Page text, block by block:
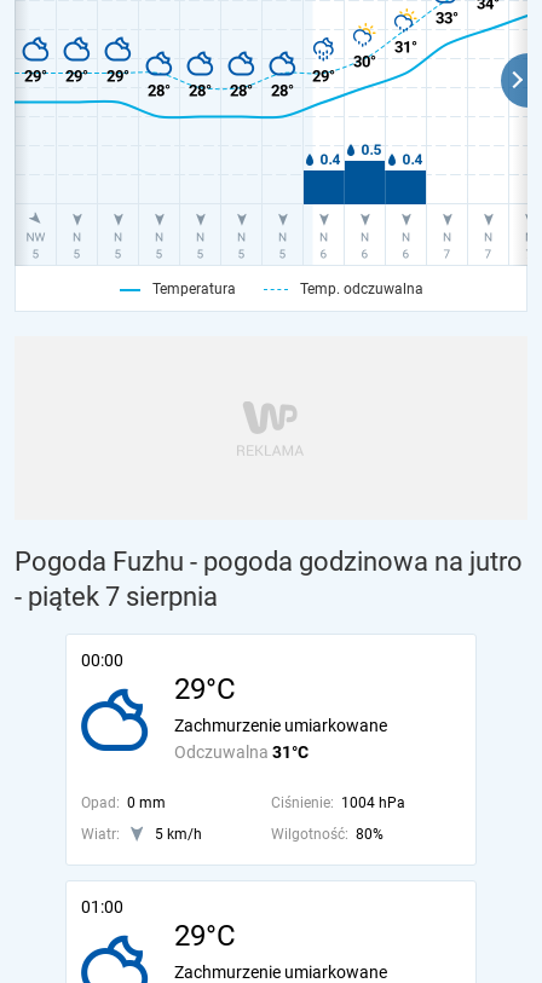
Temperatura Temp. odczuwalna
Pogoda Fuzhu - pogoda godzinowa na jutro
- piątek 7 sierpnia
00:00
29°C
Odczuwalna 31°C
Zachmurzenie umiarkowane
Opad: 0 mm Ciśnienie: 1004 hPa
Wiatr:
5 km/h Wilgotność: 80%
01:00
29°C
Zachmurzenie umiarkowane